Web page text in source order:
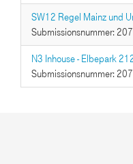
SW12 Regel Mainz und
Submissionsnummer:
N3 Inhouse - Elbepark
Submissionsnummer: